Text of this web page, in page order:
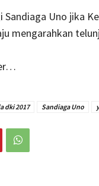
Uno jika
mengarahkan
dki 2017 Sandiaga Uno